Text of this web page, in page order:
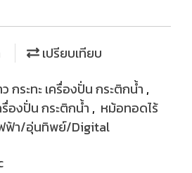
เปรียบเทียบ
กระทะ เครื่องปั่น กระติกน้ำ ,
รื่องปั่น กระติกน้ำ , หม้อทอดไร้
ฟ้า/อุ่นทิพย์/Digital